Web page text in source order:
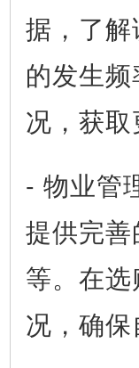
据，了
的发生
况，获取
- 物业管
提供完
等。在
况，确